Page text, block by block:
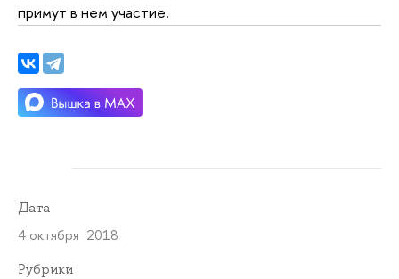
примут в нем участие.
Дата
4 октября 2018
Рубрики